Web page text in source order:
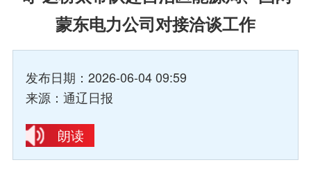
蒙东电力公司对接洽谈工作
发布日期：2026-06-04 09:59
来源：通辽日报
朗读